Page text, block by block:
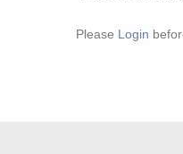
Please Login